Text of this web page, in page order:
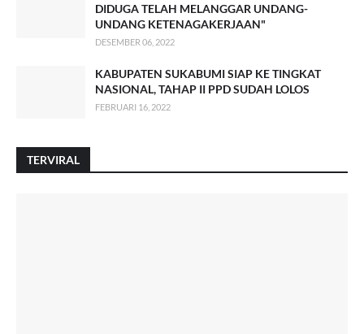
DIDUGA TELAH MELANGGAR UNDANG-
UNDANG KETENAGAKERJAAN"
DESEMBER 06, 2022
KABUPATEN SUKABUMI SIAP KE TINGKAT
NASIONAL, TAHAP II PPD SUDAH LOLOS
FEBRUARI 16, 2022
TERVIRAL